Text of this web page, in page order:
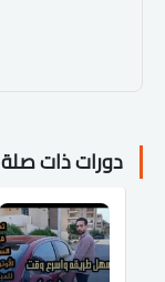
دورات ذات صلة